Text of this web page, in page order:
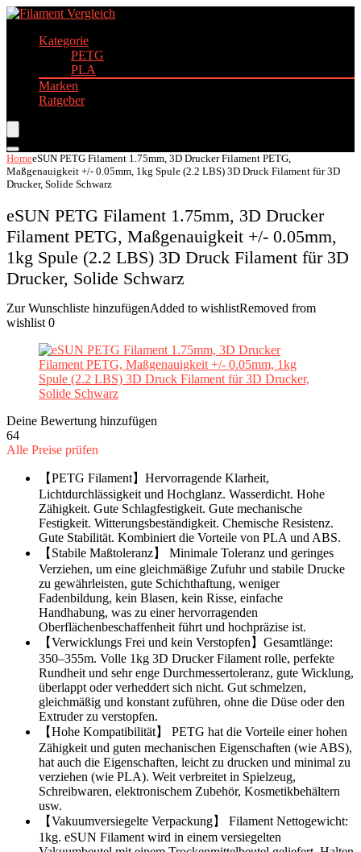
Kategorie
PETG
PLA
Marken
Ratgeber
HomeeSUN PETG Filament 1.75mm, 3D Drucker Filament PETG,
Maßgenauigkeit +/- 0.05mm, 1kg Spule (2.2 LBS) 3D Druck Filament für 3D
Drucker, Solide Schwarz
eSUN PETG Filament 1.75mm, 3D Drucker
Filament PETG, Maßgenauigkeit +/- 0.05mm,
1kg Spule (2.2 LBS) 3D Druck Filament für 3D
Drucker, Solide Schwarz
Zur Wunschliste hinzufügenAdded to wishlistRemoved from
wishlist 0
Deine Bewertung hinzufügen
64
Alle Preise prüfen
【PETG Filament】Hervorragende Klarheit,
Lichtdurchlässigkeit und Hochglanz. Wasserdicht. Hohe
Zähigkeit. Gute Schlagfestigkeit. Gute mechanische
Festigkeit. Witterungsbeständigkeit. Chemische Resistenz.
Gute Stabilität. Kombiniert die Vorteile von PLA und ABS.
【Stabile Maßtoleranz】 Minimale Toleranz und geringes
Verziehen, um eine gleichmäßige Zufuhr und stabile Drucke
zu gewährleisten, gute Schichthaftung, weniger
Fadenbildung, kein Blasen, kein Risse, einfache
Handhabung, was zu einer hervorragenden
Oberflächenbeschaffenheit führt und hochpräzise ist.
【Verwicklungs Frei und kein Verstopfen】Gesamtlänge:
350–355m. Volle 1kg 3D Drucker Filament rolle, perfekte
Rundheit und sehr enge Durchmessertoleranz, gute Wicklung,
überlappt oder verheddert sich nicht. Gut schmelzen,
gleichmäßig und konstant zuführen, ohne die Düse oder den
Extruder zu verstopfen.
【Hohe Kompatibilität】 PETG hat die Vorteile einer hohen
Zähigkeit und guten mechanischen Eigenschaften (wie ABS),
hat auch die Eigenschaften, leicht zu drucken und minimal zu
verziehen (wie PLA). Weit verbreitet in Spielzeug,
Schreibwaren, elektronischem Zubehör, Kosmetikbehältern
usw.
【Vakuumversiegelte Verpackung】 Filament Nettogewicht:
1kg. eSUN Filament wird in einem versiegelten